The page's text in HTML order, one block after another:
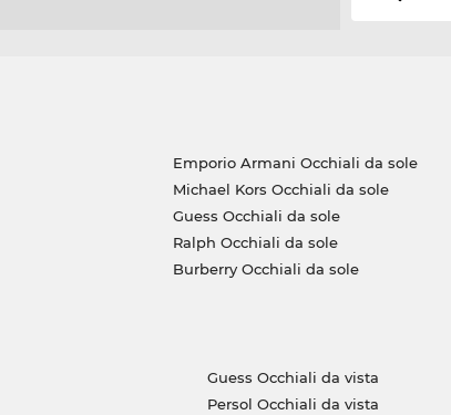
Emporio Armani Occhiali da sole
Michael Kors Occhiali da sole
Guess Occhiali da sole
Ralph Occhiali da sole
Burberry Occhiali da sole
Guess Occhiali da vista
Persol Occhiali da vista